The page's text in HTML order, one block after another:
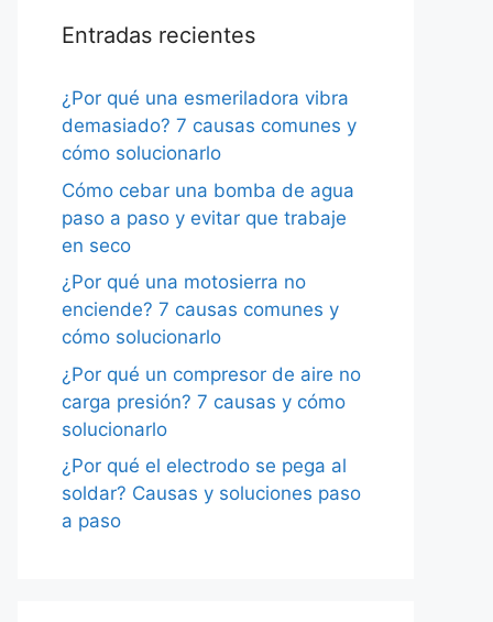
Entradas recientes
¿Por qué una esmeriladora vibra
demasiado? 7 causas comunes y
cómo solucionarlo
Cómo cebar una bomba de agua
paso a paso y evitar que trabaje
en seco
¿Por qué una motosierra no
enciende? 7 causas comunes y
cómo solucionarlo
¿Por qué un compresor de aire no
carga presión? 7 causas y cómo
solucionarlo
¿Por qué el electrodo se pega al
soldar? Causas y soluciones paso
a paso